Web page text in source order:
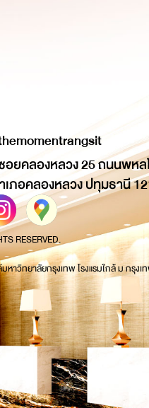
อยคลองหลวง 25 ถนนพห
เภอคลองหลวง ปทุมธานี
RESERVED.
หาวิทยาลัยกรุงเทพ โรงแรมใกล้ ม กรุงเ